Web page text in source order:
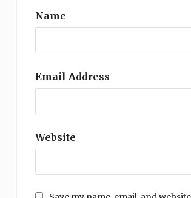
Name
Email Address
Website